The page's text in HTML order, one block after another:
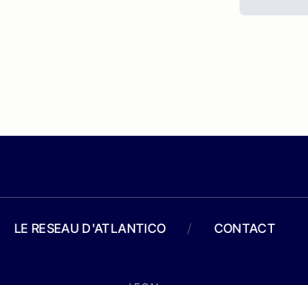
LE RESEAU D'ATLANTICO / CONTACT